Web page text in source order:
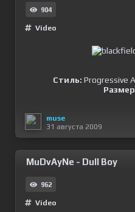
904
Video
Стиль: Progressive
muse
31 августа 2009
MuDvAyNe - Dull Boy
962
Video